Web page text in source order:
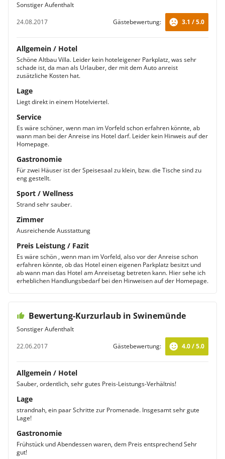
Sonstiger Aufenthalt
24.08.2017
Gästebewertung: 3.1 / 5.0
Allgemein / Hotel
Schöne Altbau Villa. Leider kein hoteleigener Parkplatz, was sehr
schade ist, da man als Urlauber, der mit dem Auto anreist
zusätzliche Kosten hat.
Lage
Liegt direkt in einem Hotelviertel.
Service
Es wäre schöner, wenn man im Vorfeld schon erfahren könnte, ab
wann man bei der Anreise ins Hotel darf. Leider kein Hinweis auf der
Homepage.
Gastronomie
Für zwei Häuser ist der Speisesaal zu klein, bzw. die Tische sind zu
eng gestellt.
Sport / Wellness
Strand sehr sauber.
Zimmer
Ausreichende Ausstattung
Preis Leistung / Fazit
Es wäre schön , wenn man im Vorfeld, also vor der Anreise schon
erfahren könnte, ob das Hotel einen eigenen Parkplatz besitzt und
ab wann man das Hotel am Anreisetag betreten kann. Hier sehe ich
erheblichen Handlungsbedarf bei den Hinweisen auf der Homepage.
Bewertung-Kurzurlaub in Swinemünde
Sonstiger Aufenthalt
22.06.2017
Gästebewertung: 4.0 / 5.0
Allgemein / Hotel
Sauber, ordentlich, sehr gutes Preis-Leistungs-Verhältnis!
Lage
strandnah, ein paar Schritte zur Promenade. Insgesamt sehr gute
Lage!
Gastronomie
Frühstück und Abendessen waren, dem Preis entsprechend Sehr
gut!